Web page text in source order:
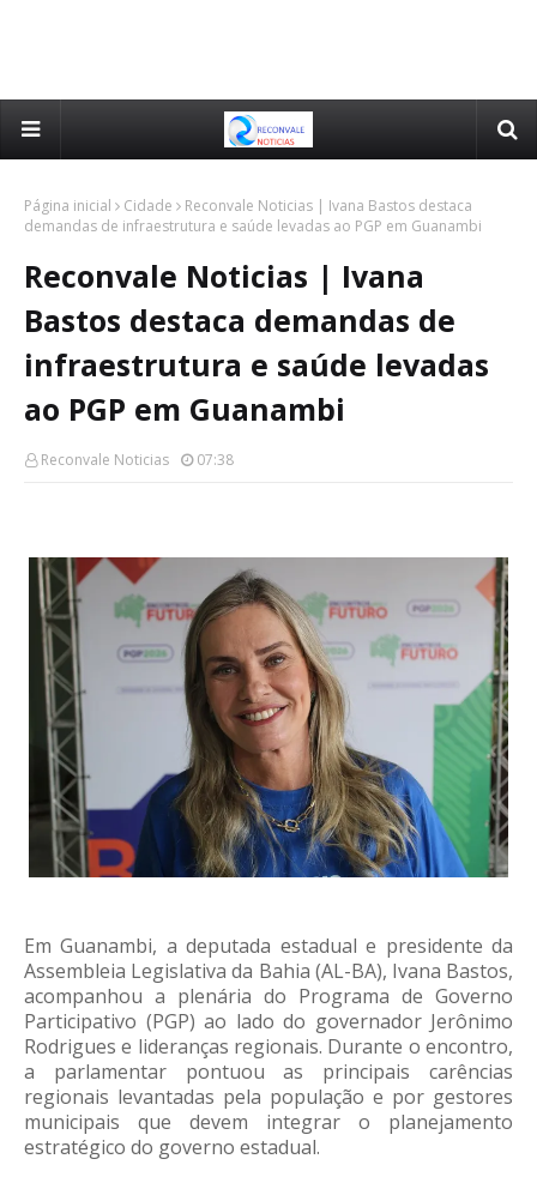
Página inicial Cidade
Reconvale Noticias | Ivana Bastos destaca
demandas de infraestrutura e saúde levadas ao PGP em Guanambi
Reconvale Noticias | Ivana
Bastos destaca demandas de
infraestrutura e saúde levadas
ao PGP em Guanambi
Reconvale Noticias 07:38
Em Guanambi, a deputada estadual e presidente da
Assembleia Legislativa da Bahia (AL-BA), Ivana Bastos,
acompanhou a plenária do Programa de Governo
Participativo (PGP) ao lado do governador Jerônimo
Rodrigues e lideranças regionais. Durante o encontro,
a parlamentar pontuou as principais carências
regionais levantadas pela população e por gestores
municipais que devem integrar o planejamento
estratégico do governo estadual.